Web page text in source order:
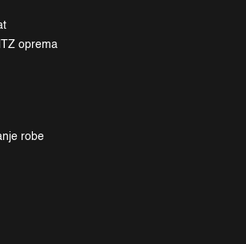
oprema
robe